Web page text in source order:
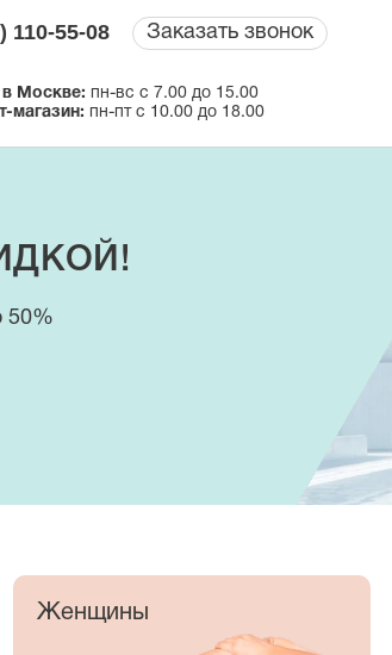
110-55-08 Заказать звонок
Москве: пн-вс с 7.00 до 15.00
магазин: пн-пт с 10.00 до 18.00
50%
Женщины